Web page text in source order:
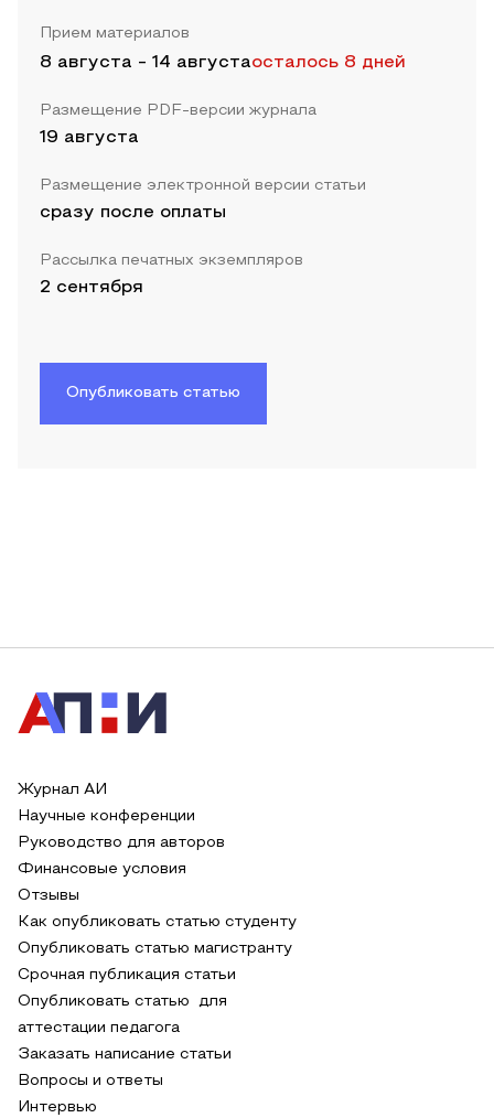
Прием материалов
8 августа - 14 августаосталось 8 дней
Размещение PDF-версии журнала
19 августа
Размещение электронной версии статьи
сразу после оплаты
Рассылка печатных экземпляров
2 сентября
Опубликовать статью
Журнал АИ
Научные конференции
Руководство для авторов
Финансовые условия
Отзывы
Как опубликовать статью студенту
Опубликовать статью магистранту
Срочная публикация статьи
Опубликовать статью для
аттестации педагога
Заказать написание статьи
Вопросы и ответы
Интервью